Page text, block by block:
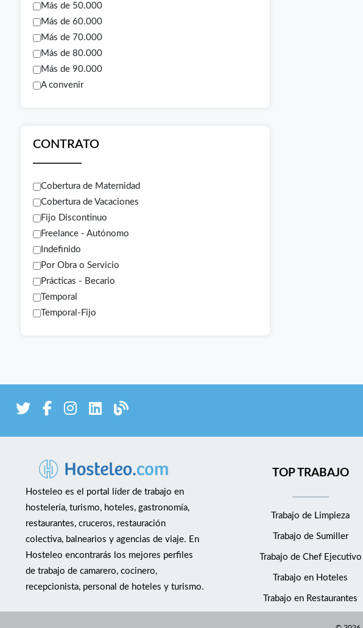
Más de 50.000
Más de 60.000
Más de 70.000
Más de 80.000
Más de 90.000
A convenir
CONTRATO
Cobertura de Maternidad
Cobertura de Vacaciones
Fijo Discontinuo
Freelance - Autónomo
Indefinido
Por Obra o Servicio
Prácticas - Becario
Temporal
Temporal-Fijo
Hosteleo es el portal líder de trabajo en
hostelería, turismo, hoteles, gastronomía,
restaurantes, cruceros, restauración
colectiva, balnearios y agencias de viaje. En
Hosteleo encontrarás los mejores perfiles
de trabajo de camarero, cocinero,
recepcionista, personal de hoteles y turismo.
TOP TRABAJO
Trabajo de Limpieza
Trabajo de Sumiller
Trabajo de Chef Ejecutivo
Trabajo en Hoteles
Trabajo en Restaurantes